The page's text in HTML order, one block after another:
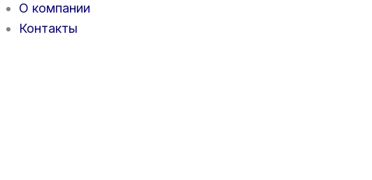
О компании
Контакты